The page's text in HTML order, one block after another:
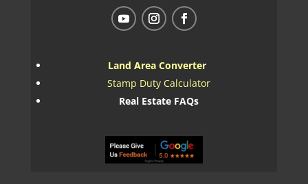
Land Area Converter
Stamp Duty Calculator
Real Estate FAQs